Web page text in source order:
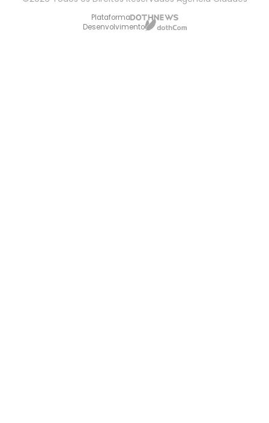
Plataforma
Desenvolvimento